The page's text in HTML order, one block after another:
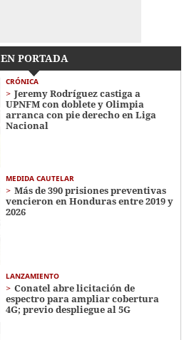
EN PORTADA
CRÓNICA
Jeremy Rodríguez castiga a
UPNFM con doblete y Olimpia
arranca con pie derecho en Liga
Nacional
MEDIDA CAUTELAR
Más de 390 prisiones preventivas
vencieron en Honduras entre 2019 y
2026
LANZAMIENTO
Conatel abre licitación de
espectro para ampliar cobertura
4G; previo despliegue al 5G